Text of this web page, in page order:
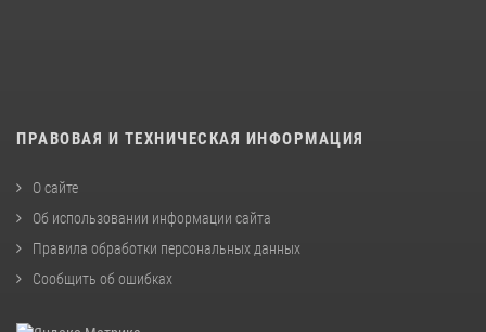
ПРАВОВАЯ И ТЕХНИЧЕСКАЯ ИНФОРМАЦИЯ
О сайте
Об использовании информации сайта
Правила обработки персональных данных
Сообщить об ошибках